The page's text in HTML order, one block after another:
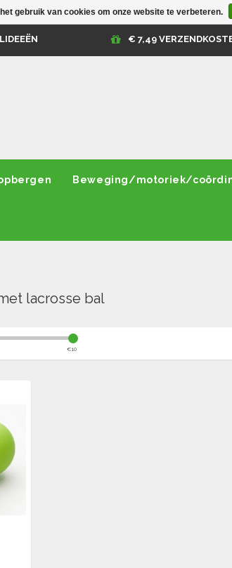
€ 7,49
Beweging/motoriek/
lacrosse bal
€10
gebruik van cookies om onze website te verbeteren.